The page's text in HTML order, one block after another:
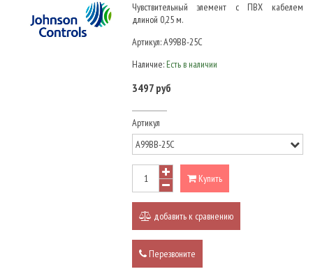
Чувствительный элемент с ПВХ кабелем
длиной 0,25 м.
Артикул:A99BB-25C
Наличие: Есть в наличии
3497 руб
Артикул
Купить
добавить к сравнению
Перезвоните